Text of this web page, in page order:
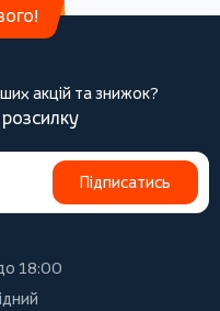
акцій та знижок?
Підписатись
18:00